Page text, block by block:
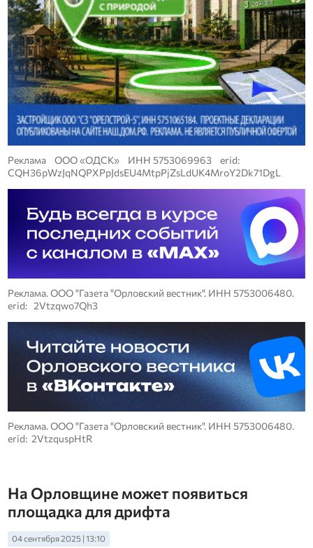
Реклама ООО «ОДСК» ИНН 5753069963 erid:
CQH36pWzJqNQPXPpJdsEU4MtpPjZsLdUK4MroY2Dk71DgL
Реклама. ООО "Газета "Орловский вестник". ИНН 5753006480.
erid: 2Vtzqwo7Qh3
Реклама. ООО "Газета "Орловский вестник". ИНН 5753006480.
erid: 2VtzquspHtR
На Орловщине может появиться
площадка для дрифта
04 сентября 2025 | 13:10